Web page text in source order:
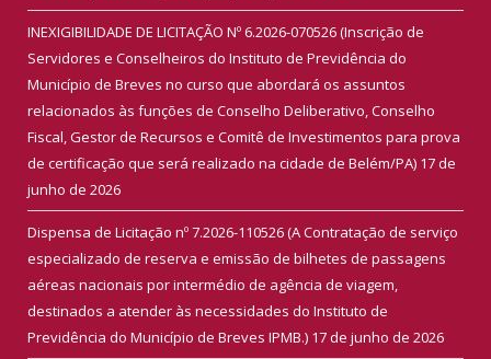
INEXIGIBILIDADE DE LICITAÇÃO Nº 6.2026-070526 (Inscrição de
Servidores e Conselheiros do Instituto de Previdência do
Município de Breves no curso que abordará os assuntos
relacionados às funções de Conselho Deliberativo, Conselho
Fiscal, Gestor de Recursos e Comitê de Investimentos para prova
de certificação que será realizado na cidade de Belém/PA) 17 de
junho de 2026
Dispensa de Licitação nº 7.2026-110526 (A Contratação de serviço
especializado de reserva e emissão de bilhetes de passagens
aéreas nacionais por intermédio de agência de viagem,
destinados a atender às necessidades do Instituto de
Previdência do Município de Breves IPMB.) 17 de junho de 2026